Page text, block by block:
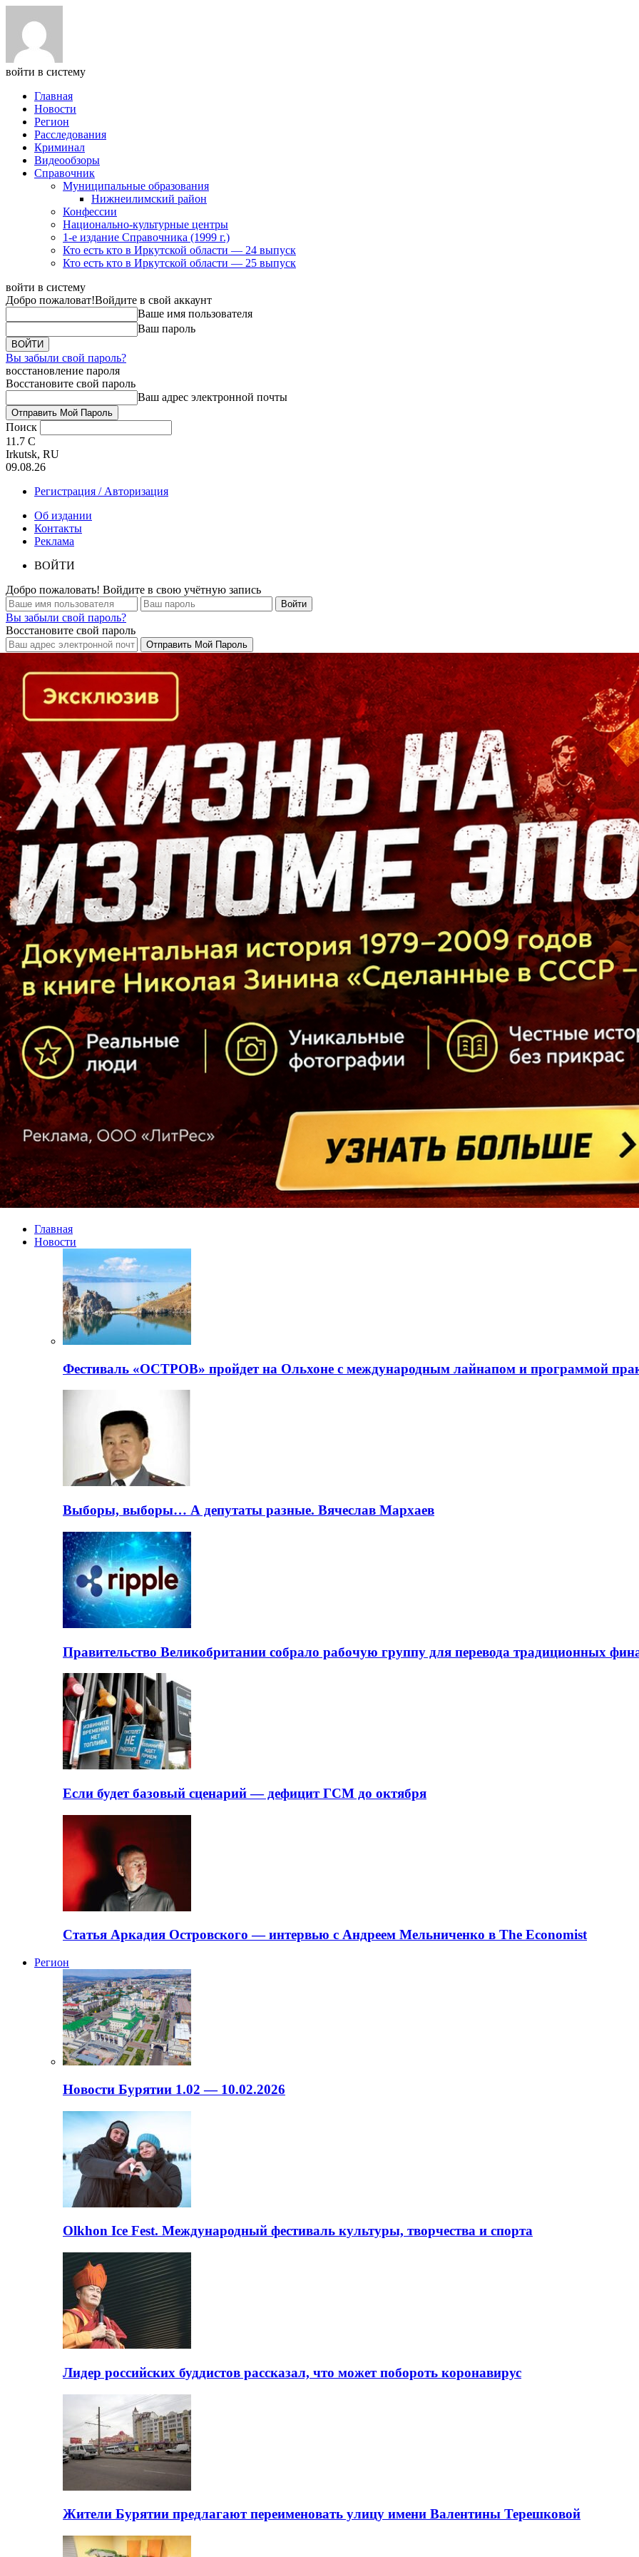
войти в систему
Главная
Новости
Регион
Расследования
Криминал
Видеообзоры
Справочник
Муниципальные образования
Нижнеилимский район
Конфессии
Национально-культурные центры
1-е издание Справочника (1999 г.)
Кто есть кто в Иркутской области — 24 выпуск
Кто есть кто в Иркутской области — 25 выпуск
войти в систему
Добро пожаловат!Войдите в свой аккаунт
Ваше имя пользователя
Ваш пароль
Вы забыли свой пароль?
восстановление пароля
Восстановите свой пароль
Ваш адрес электронной почты
Поиск
11.7 C
Irkutsk, RU
09.08.26
Регистрация / Авторизация
Об издании
Контакты
Реклама
ВОЙТИ
Добро пожаловать! Войдите в свою учётную запись
Вы забыли свой пароль?
Восстановите свой пароль
Кто есть кто в Байкальском регионе
Главная
Новости
Фестиваль «ОСТРОВ» пройдет на Ольхоне с международным лайнапом и программой
Выборы, выборы… А депутаты разные. Вячеслав Мархаев
Правительство Великобритании собрало рабочую группу для перевода традиционных
Если будет базовый сценарий — дефицит ГСМ до октября
Статья Аркадия Островского — интервью с Андреем Мельниченко в The Economist
Регион
Новости Бурятии 1.02 — 10.02.2026
Olkhon Ice Fest. Международный фестиваль культуры, творчества и спорта
Лидер российских буддистов рассказал, что может побороть коронавирус
Жители Бурятии предлагают переименовать улицу имени Валентины Терешковой